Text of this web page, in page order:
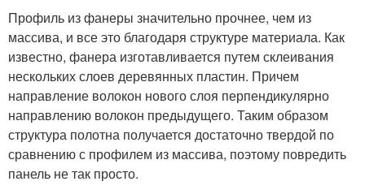
Профиль из фанеры значительно прочнее, чем из
массива, и все это благодаря структуре материала. Как
известно, фанера изготавливается путем склеивания
нескольких слоев деревянных пластин. Причем
направление волокон нового слоя перпендикулярно
направлению волокон предыдущего. Таким образом
структура полотна получается достаточно твердой по
сравнению с профилем из массива, поэтому повредить
панель не так просто.